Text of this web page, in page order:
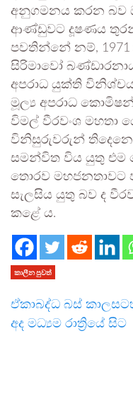
අනුගමනය කරන බව
ආණ්ඩුවට දූෂණය
පවතින්නේ නම්,
සිරිමාවෝ
අපරාධ යුක්ති
මූල්‍ය අපරාධ
විමල් වීරවංශ මහතා
විනිසුරුවරුන්
සමන්විත විය යුතු එම
තොරව මහජනතාවට
සැලසිය යුතු බව ද
කළේ ය.
කාලීන පුවත්
ඒකාබද්ධ බස්
අද මධ්‍යම රාත්‍රියේ සිට